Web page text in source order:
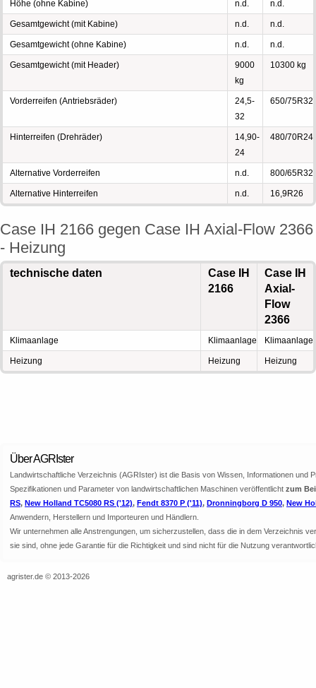
Höhe (ohne Kabine) n.d. n.d.
Gesamtgewicht (mit Kabine) n.d. n.d.
Gesamtgewicht (ohne Kabine) n.d. n.d.
Gesamtgewicht (mit Header)
9000
kg
10300 kg
Vorderreifen (Antriebsräder)
24,5-
32
650/75R32
Hinterreifen (Drehräder)
14,90-
24
480/70R24
Alternative Vorderreifen n.d. 800/65R32
Alternative Hinterreifen n.d. 16,9R26
Case IH 2166 gegen Case IH Axial-Flow 2366
- Heizung
technische daten
Case IH
2166
Case IH
Axial-
Flow
2366
Klimaanlage Klimaanlage Klimaanlage
Heizung Heizung Heizung
Über AGRIster
Landwirtschaftliche Verzeichnis (AGRIster) ist die Basis von Wissen, Informationen
Spezifikationen und Parameter von landwirtschaftlichen Maschinen veröffentlicht zum
RS, New Holland TC5080 RS ('12), Fendt 8370 P ('11), Dronningborg D 950, New
Anwendern, Herstellern und Importeuren und Händlern.
Wir unternehmen alle Anstrengungen, um sicherzustellen, dass die in dem Verzeichnis
sie sind, ohne jede Garantie für die Richtigkeit und sind nicht für die Nutzung
agrister.de © 2013-2026